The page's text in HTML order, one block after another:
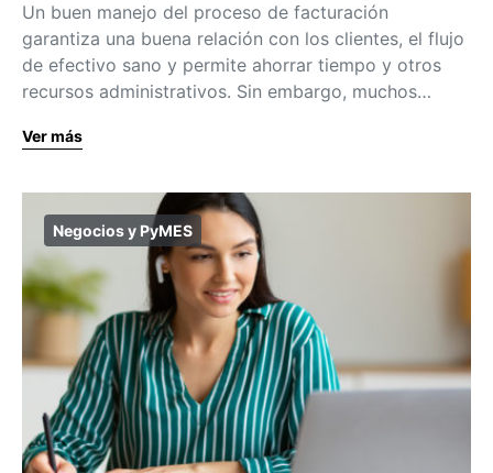
Un buen manejo del proceso de facturación
garantiza una buena relación con los clientes, el flujo
de efectivo sano y permite ahorrar tiempo y otros
recursos administrativos. Sin embargo, muchos…
Ver más
Negocios y PyMES